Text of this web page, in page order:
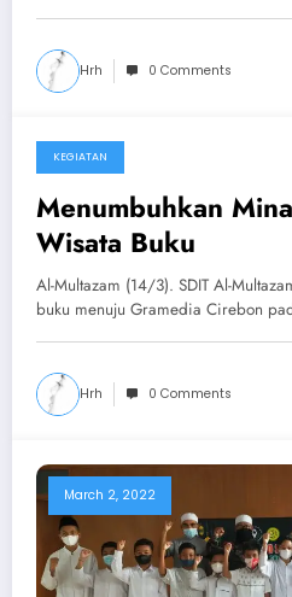
Hrh 0 Comments
March 15, 2022
KEGIATAN
Menumbuhkan
Wisata Buku
Al-Multazam (14/3). SDIT Al-
buku menuju Gramedia Cirebon
Hrh 0 Comments
March 2, 2022